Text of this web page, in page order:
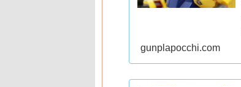
gunplapocchi.com